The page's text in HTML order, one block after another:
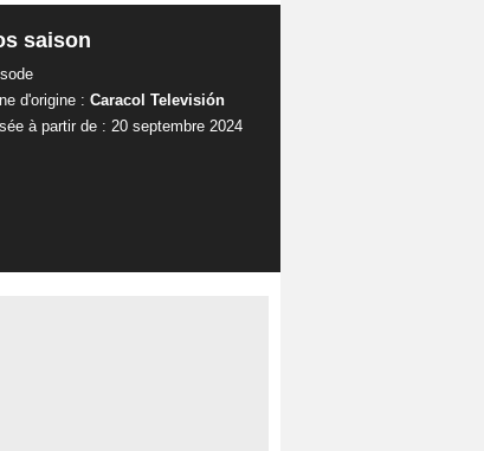
saison
d'origine : Caracol Televisión
à partir de : 20 septembre 2024